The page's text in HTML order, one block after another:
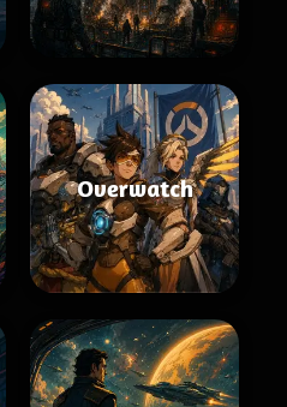
Overwatch